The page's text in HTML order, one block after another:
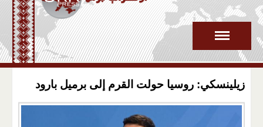
زيلينسكي: روسيا حولت القرم إلى برميل بارود